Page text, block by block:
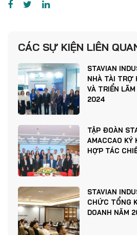
CÁC SỰ KIỆN LIÊN
STAVIAN
NHÀ TÀI TRỢ
VÀ TRIỂN
2024
TẬP ĐOÀN
AMACCAO KÝ
HỢP TÁC
STAVIAN
CHỨC TỔNG
DOANH NĂM